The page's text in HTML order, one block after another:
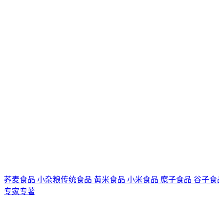
荞麦食品 小杂粮传统食品 黄米食品 小米食品 糜子食品 谷子食
专家专著